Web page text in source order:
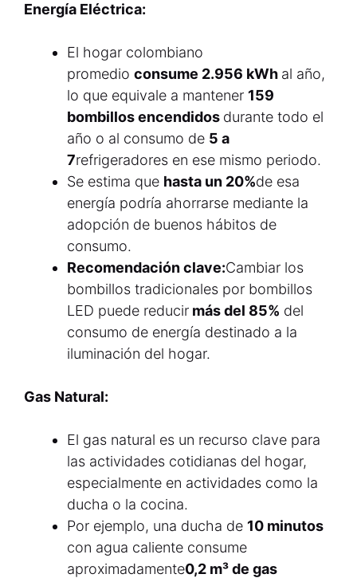
Energía Eléctrica:
El hogar colombiano
promedio consume 2.956 kWh al año,
lo que equivale a mantener 159
bombillos encendidos durante todo el
año o al consumo de 5 a
7refrigeradores en ese mismo periodo.
Se estima que hasta un 20%de esa
energía podría ahorrarse mediante la
adopción de buenos hábitos de
consumo.
Recomendación clave:Cambiar los
bombillos tradicionales por bombillos
LED puede reducir más del 85% del
consumo de energía destinado a la
iluminación del hogar.
Gas Natural:
El gas natural es un recurso clave para
las actividades cotidianas del hogar,
especialmente en actividades como la
ducha o la cocina.
Por ejemplo, una ducha de 10 minutos
con agua caliente consume
aproximadamente0,2 m³ de gas